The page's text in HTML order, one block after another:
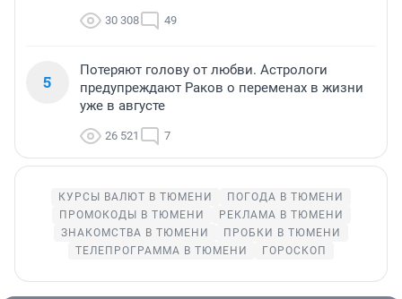
30 308 49
5
Потеряют голову от любви. Астрологи
предупреждают Раков о переменах в жизни
уже в августе
26 521 7
КУРСЫ ВАЛЮТ В ТЮМЕНИ
ПОГОДА В ТЮМЕНИ
ПРОМОКОДЫ В ТЮМЕНИ
РЕКЛАМА В ТЮМЕНИ
ЗНАКОМСТВА В ТЮМЕНИ
ПРОБКИ В ТЮМЕНИ
ТЕЛЕПРОГРАММА В ТЮМЕНИ
ГОРОСКОП